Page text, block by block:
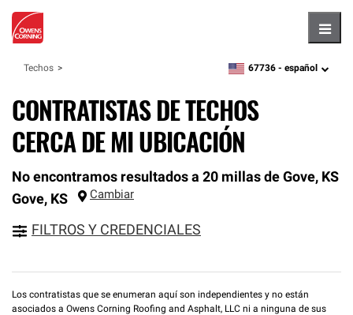
Techos zipcode,language
67736 - español
CONTRATISTAS DE TECHOS
CERCA DE MI UBICACIÓN
No encontramos resultados a 20 millas de Gove, KS
Gove, KS Cambiar
FILTROS Y CREDENCIALES
Los contratistas que se enumeran aquí son independientes y no están
asociados a Owens Corning Roofing and Asphalt, LLC ni a ninguna de sus